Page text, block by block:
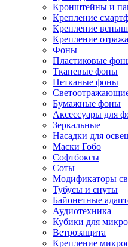
Кронштейны и
Крепление
Крепление
Крепление
Фоны
Пластиковые
Тканевые фоны
Нетканые фоны
Бумажные фоны
Аксессуары для
Зеркальные
Насадки для
Маски Гобо
Софтбоксы
Соты
Модификаторы
Тубусы и снуты
Байонетные
Аудиотехника
Кубики для
Ветрозащита
Крепление